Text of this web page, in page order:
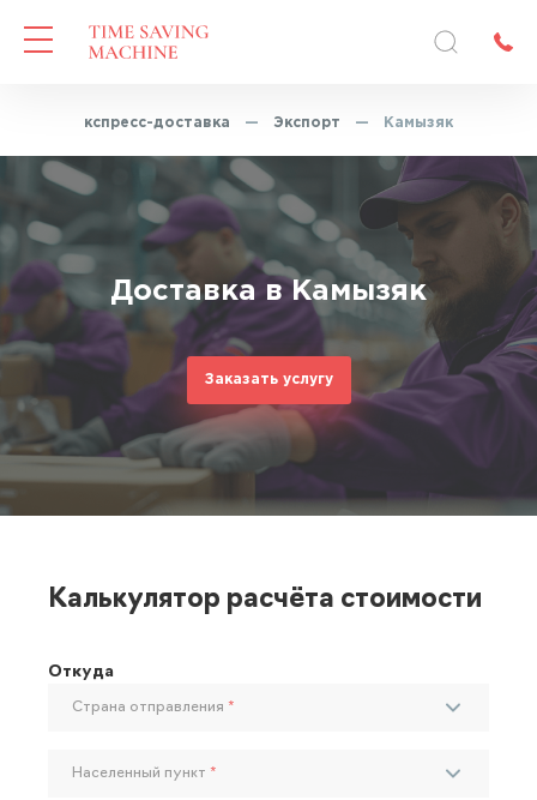
Экспресс-доставка — Экспорт — Камызяк
Доставка в Камызяк
Заказать услугу
Калькулятор расчёта стоимости
Откуда
Страна отправления *
Населенный пункт *